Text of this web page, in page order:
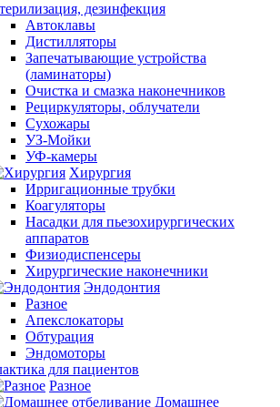
дезинфекция
Автоклавы
Дистилляторы
Запечатывающие устройства
(ламинаторы)
Очистка и смазка наконечников
Рециркуляторы, облучатели
Сухожары
УЗ-Мойки
УФ-камеры
Хирургия
Ирригационные трубки
Коагуляторы
Насадки для пьезохирургических
аппаратов
Физиодиспенсеры
Хирургические наконечники
Эндодонтия
Разное
Апекслокаторы
Обтурация
Эндомоторы
для пациентов
Разное
Домашнее